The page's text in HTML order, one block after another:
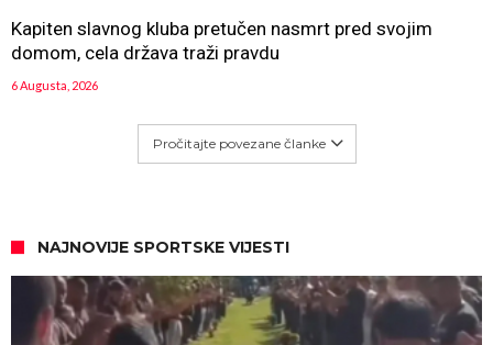
Kapiten slavnog kluba pretučen nasmrt pred svojim
domom, cela država traži pravdu
6 Augusta, 2026
Pročitajte povezane članke
NAJNOVIJE SPORTSKE VIJESTI